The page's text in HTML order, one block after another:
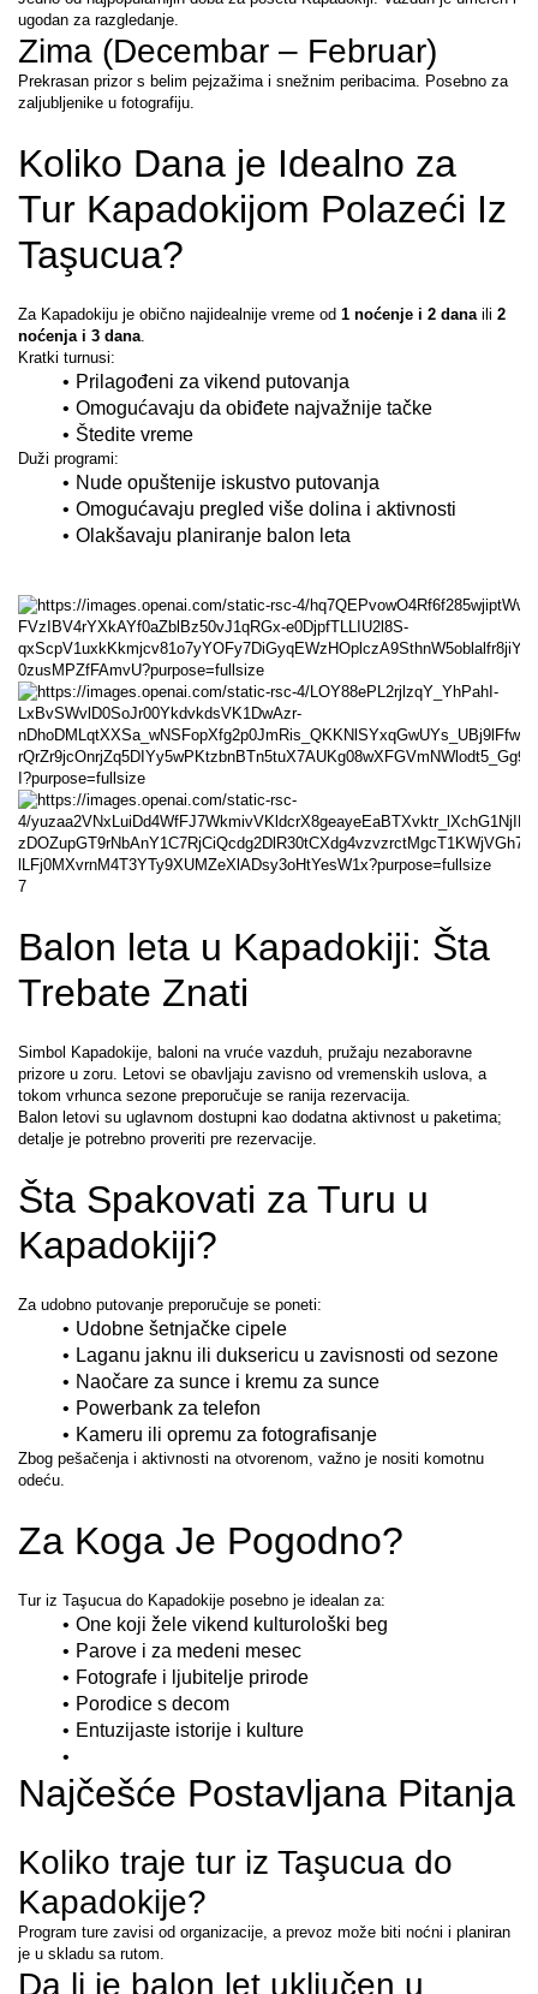
ugodan za razgledanje.
Zima (Decembar – Februar)
Prekrasan prizor s belim pejzažima i snežnim peribacima. Posebno za
zaljubljenike u fotografiju.
Koliko Dana je Idealno za
Tur Kapadokijom Polazeći Iz
Taşucua?
Za Kapadokiju je obično najidealnije vreme od 1 noćenje i 2 dana ili 2
noćenja i 3 dana.
Kratki turnusi:
Prilagođeni za vikend putovanja
Omogućavaju da obiđete najvažnije tačke
Štedite vreme
Duži programi:
Nude opuštenije iskustvo putovanja
Omogućavaju pregled više dolina i aktivnosti
Olakšavaju planiranje balon leta
7
Balon leta u Kapadokiji: Šta
Trebate Znati
Simbol Kapadokije, baloni na vruće vazduh, pružaju nezaboravne
prizore u zoru. Letovi se obavljaju zavisno od vremenskih uslova, a
tokom vrhunca sezone preporučuje se ranija rezervacija.
Balon letovi su uglavnom dostupni kao dodatna aktivnost u paketima;
detalje je potrebno proveriti pre rezervacije.
Šta Spakovati za Turu u
Kapadokiji?
Za udobno putovanje preporučuje se poneti:
Udobne šetnjačke cipele
Laganu jaknu ili duksericu u zavisnosti od sezone
Naočare za sunce i kremu za sunce
Powerbank za telefon
Kameru ili opremu za fotografisanje
Zbog pešačenja i aktivnosti na otvorenom, važno je nositi komotnu
odeću.
Za Koga Je Pogodno?
Tur iz Taşucua do Kapadokije posebno je idealan za:
One koji žele vikend kulturološki beg
Parove i za medeni mesec
Fotografe i ljubitelje prirode
Porodice s decom
Entuzijaste istorije i kulture
Najčešće Postavljana Pitanja
Koliko traje tur iz Taşucua do
Kapadokije?
Program ture zavisi od organizacije, a prevoz može biti noćni i planiran
je u skladu sa rutom.
Da li je balon let uključen u